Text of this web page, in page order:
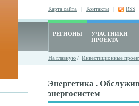
Карта сайта | Контакты | RSS
РЕГИОНЫ
УЧАСТНИКИ
ПРОЕКТА
На главную / Инвестиционные
Энергетика .
энергосистем